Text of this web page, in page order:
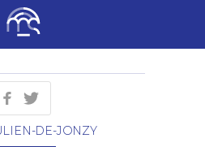
DE-JONZY